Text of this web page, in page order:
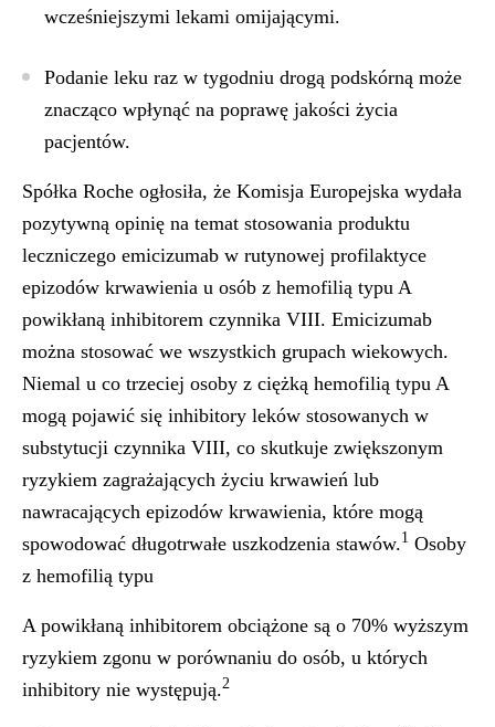
wcześniejszymi lekami omijającymi.
Podanie leku raz w tygodniu drogą podskórną może
znacząco wpłynąć na poprawę jakości życia
pacjentów.
Spółka Roche ogłosiła, że Komisja Europejska wydała
pozytywną opinię na temat stosowania produktu
leczniczego emicizumab w rutynowej profilaktyce
epizodów krwawienia u osób z hemofilią typu A
powikłaną inhibitorem czynnika VIII. Emicizumab
można stosować we wszystkich grupach wiekowych.
Niemal u co trzeciej osoby z ciężką hemofilią typu A
mogą pojawić się inhibitory leków stosowanych w
substytucji czynnika VIII, co skutkuje zwiększonym
ryzykiem zagrażających życiu krwawień lub
nawracających epizodów krwawienia, które mogą
spowodować długotrwałe uszkodzenia stawów.1 Osoby
z hemofilią typu
A powikłaną inhibitorem obciążone są o 70% wyższym
ryzykiem zgonu w porównaniu do osób, u których
inhibitory nie występują.2